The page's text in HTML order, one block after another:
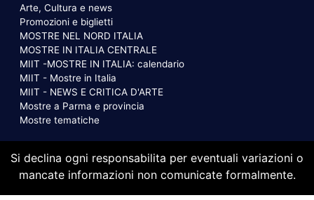
Arte, Cultura e news
Promozioni e biglietti
MOSTRE NEL NORD ITALIA
MOSTRE IN ITALIA CENTRALE
MIIT -MOSTRE IN ITALIA: calendario
MIIT - Mostre in Italia
MIIT - NEWS E CRITICA D'ARTE
Mostre a Parma e provincia
Mostre tematiche
Si declina ogni responsabilita per eventuali variazioni o
mancate informazioni non comunicate formalmente.